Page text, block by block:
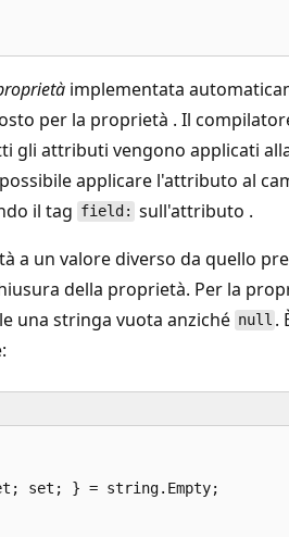
implementata
per la proprietà . Il
gli attributi vengono applicati
applicare l'attributo al
il tag field: sull'attributo .
a un valore diverso da quello
della proprietà. Per la
una stringa vuota anziché null .
set; } = string.Empty;